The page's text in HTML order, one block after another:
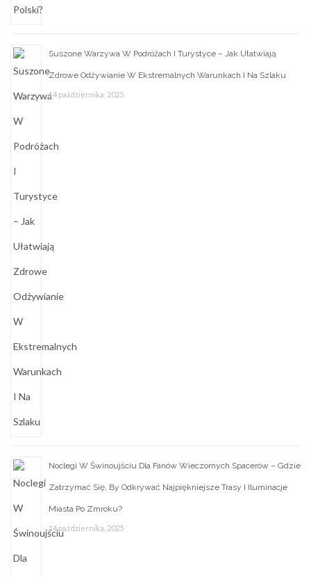
Suszone Warzywa W Podróżach I Turystyce – Jak Ułatwiają
Zdrowe Odżywianie W Ekstremalnych Warunkach I Na Szlaku
14 października, 2025
Noclegi W Świnoujściu Dla Fanów Wieczornych Spacerów – Gdzie
Zatrzymać Się, By Odkrywać Najpiękniejsze Trasy I Iluminacje
Miasta Po Zmroku?
14 października, 2025